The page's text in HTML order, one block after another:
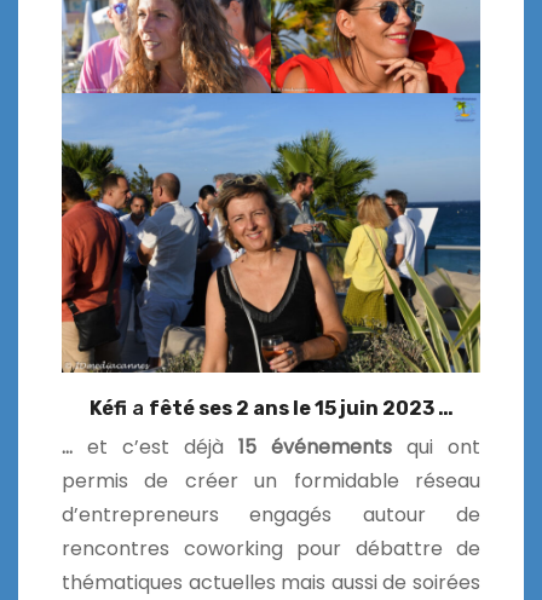
Kéfi a fêté ses 2 ans le 15 juin 2023 …
… et c’est déjà 15 événements qui ont
permis de créer un formidable réseau
d’entrepreneurs engagés autour de
rencontres coworking pour débattre de
thématiques actuelles mais aussi de soirées